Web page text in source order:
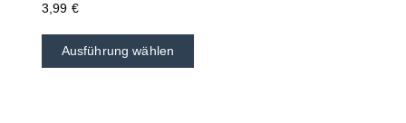
3,99 €
Ausführung wählen